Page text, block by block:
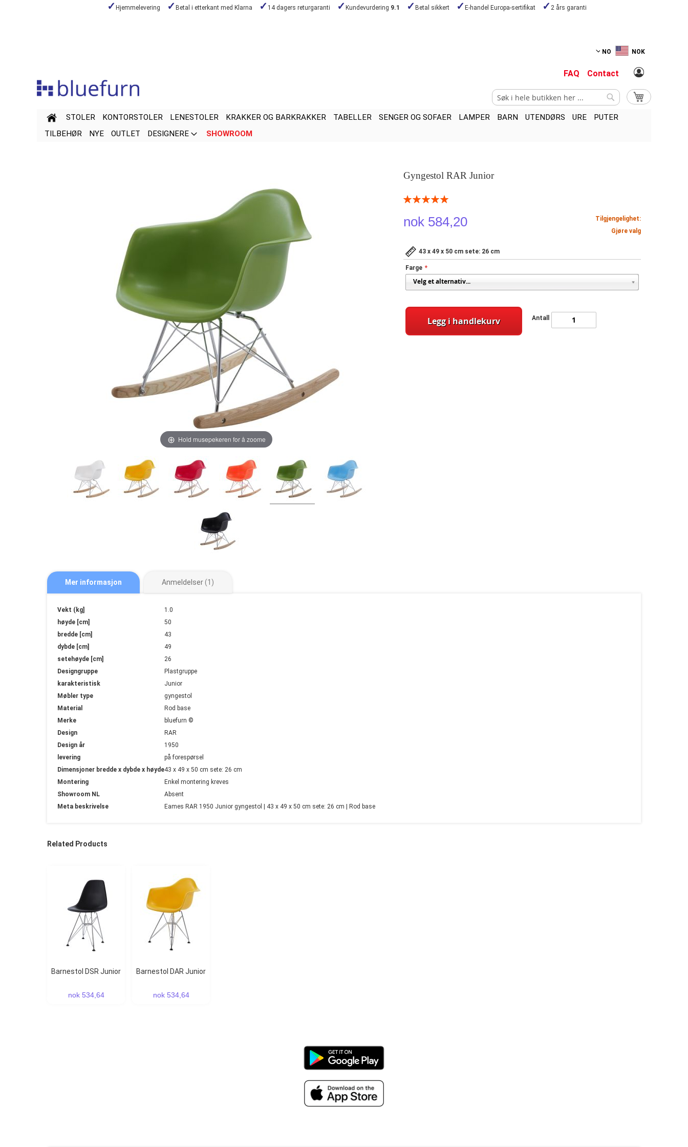
Hjemmelevering Betal i etterkant med Klarna 14 dagers returgaranti Kundevurdering 9.1 Betal sikkert E-handel Europa-sertifikat 2 års garanti
NO NOK
FAQ Contact
Min handlekurv
Søk
STOLER KONTORSTOLER LENESTOLER KRAKKER OG BARKRAKKER TABELLER SENGER OG SOFAER LAMPER BARN UTENDØRS URE
PUTER
TILBEHØR
NYE OUTLET DESIGNERE SHOWROOM
Gyngestol RAR Junior
Rating:
nok 584,20
Tilgjengelighet:
Gjøre valg
43 x 49 x 50 cm sete: 26 cm
Farge
Antall
Legg i handlekurv
Hold musepekeren for å zoome
Mer informasjon
Mer
informasjon
Vekt (kg]
1.0
høyde [cm]
50
bredde [cm]
43
dybde [cm]
49
setehøyde [cm]
26
Designgruppe
Plastgruppe
karakteristisk
Junior
Møbler type
gyngestol
Material
Rod base
Merke
bluefurn ©
Design
RAR
Design år
1950
levering
på forespørsel
Dimensjoner bredde x dybde x høyde43 x 49 x 50 cm sete: 26 cm
Montering
Enkel montering kreves
Showroom NL
Absent
Meta beskrivelse
Eames RAR 1950 Junior gyngestol | 43 x 49 x 50 cm sete: 26 cm | Rod base
Anmeldelser 1
Related Products
Barnestol DSR Junior
nok 534,64
Barnestol DAR Junior
nok 534,64